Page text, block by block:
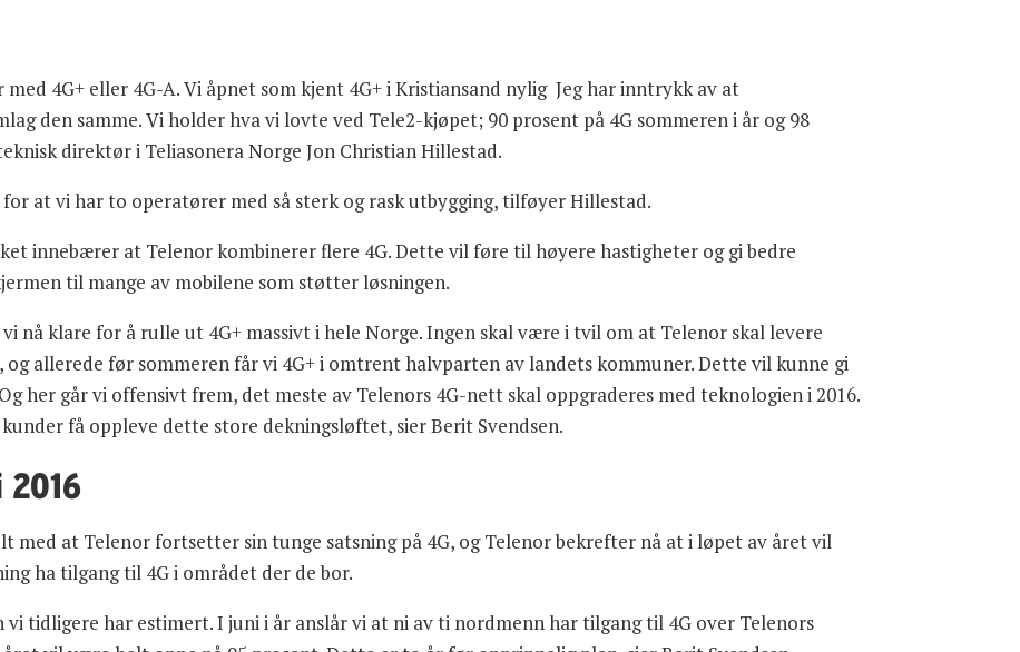
4G+ eller 4G-A. Vi åpnet som kjent 4G+ i Kristiansand nylig Jeg har inntrykk av at
den samme. Vi holder hva vi lovte ved Tele2-kjøpet; 90 prosent på 4G sommeren i år og 98
direktør i Teliasonera Norge Jon Christian Hillestad.
at vi har to operatører med så sterk og rask utbygging, tilføyer Hillestad.
innebærer at Telenor kombinerer flere 4G. Dette vil føre til høyere hastigheter og gi bedre
til mange av mobilene som støtter løsningen.
nå klare for å rulle ut 4G+ massivt i hele Norge. Ingen skal være i tvil om at Telenor skal levere
og allerede før sommeren får vi 4G+ i omtrent halvparten av landets kommuner. Dette vil kunne gi
her går vi offensivt frem, det meste av Telenors 4G-nett skal oppgraderes med teknologien i 2016.
få oppleve dette store dekningsløftet, sier Berit Svendsen.
2016
med at Telenor fortsetter sin tunge satsning på 4G, og Telenor bekrefter nå at i løpet av året vil
ha tilgang til 4G i området der de bor.
tidligere har estimert. I juni i år anslår vi at ni av ti nordmenn har tilgang til 4G over Telenors